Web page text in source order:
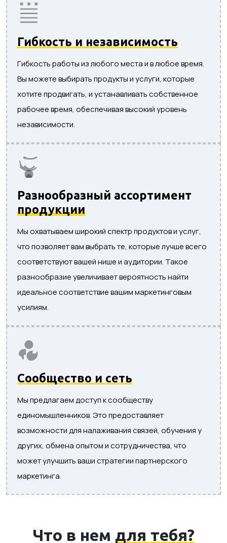
Гибкость и независимость
Гибкость работы из любого места и в любое время.
Вы можете выбирать продукты и услуги, которые
хотите продвигать, и устанавливать собственное
рабочее время, обеспечивая высокий уровень
независимости.
Разнообразный ассортимент
продукции
Мы охватываем широкий спектр продуктов и услуг,
что позволяет вам выбрать те, которые лучше всего
соответствуют вашей нише и аудитории. Такое
разнообразие увеличивает вероятность найти
идеальное соответствие вашим маркетинговым
усилиям.
Сообщество и сеть
Мы предлагаем доступ к сообществу
единомышленников. Это предоставляет
возможности для налаживания связей, обучения у
других, обмена опытом и сотрудничества, что
может улучшить ваши стратегии партнерского
маркетинга.
Что в нем для тебя?